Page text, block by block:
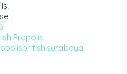
:
Propolis